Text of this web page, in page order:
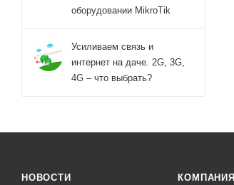
оборудовании MikroTik
Усиливаем связь и
интернет на даче. 2G, 3G,
4G – что выбрать?
НОВОСТИ КОМПАНИЯ